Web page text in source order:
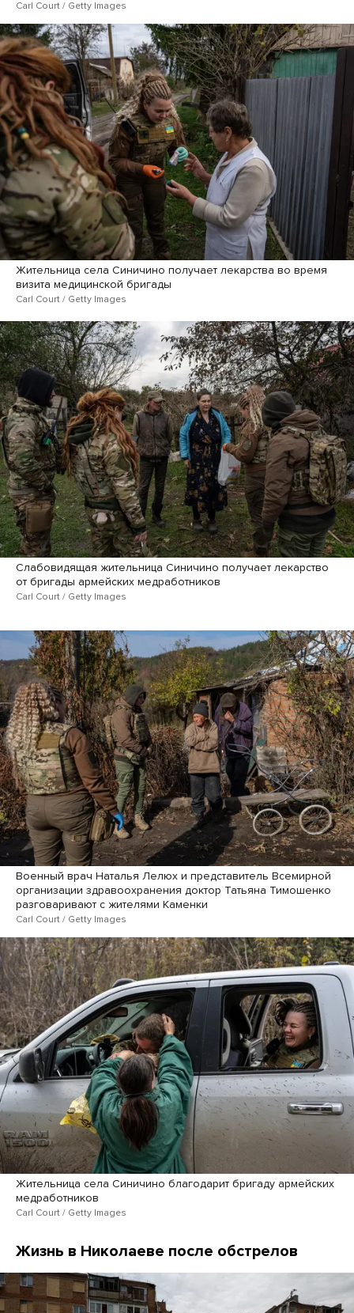
Carl Court / Getty Images
Жительница села Синичино получает лекарства во время
визита медицинской бригады
Carl Court / Getty Images
Слабовидящая жительница Синичино получает лекарство
от бригады армейских медработников
Carl Court / Getty Images
Военный врач Наталья Лелюх и представитель Всемирной
организации здравоохранения доктор Татьяна Тимошенко
разговаривают с жителями Каменки
Carl Court / Getty Images
Жительница села Синичино благодарит бригаду армейских
медработников
Carl Court / Getty Images
Жизнь в Николаеве после обстрелов